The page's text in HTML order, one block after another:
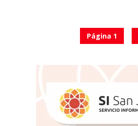
Página 1